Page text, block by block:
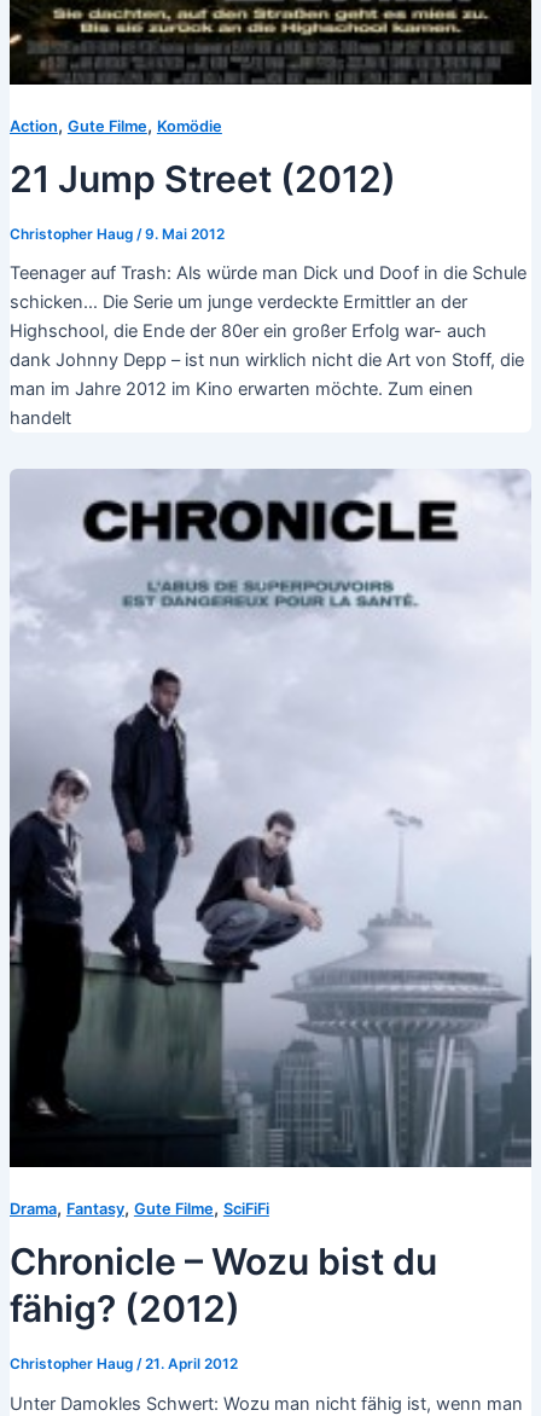
Action, Gute Filme, Komödie
21 Jump Street (2012)
Christopher Haug /9. Mai 2012
Teenager auf Trash: Als würde man Dick und Doof in die Schule
schicken… Die Serie um junge verdeckte Ermittler an der
Highschool, die Ende der 80er ein großer Erfolg war- auch
dank Johnny Depp – ist nun wirklich nicht die Art von Stoff, die
man im Jahre 2012 im Kino erwarten möchte. Zum einen
handelt
Drama, Fantasy, Gute Filme, SciFiFi
Chronicle – Wozu bist du
fähig? (2012)
Christopher Haug /21. April 2012
Unter Damokles Schwert: Wozu man nicht fähig ist, wenn man